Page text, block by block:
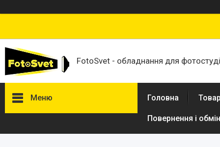
FotoSvet - обладнання для
Меню Головна
Повернення і обмін